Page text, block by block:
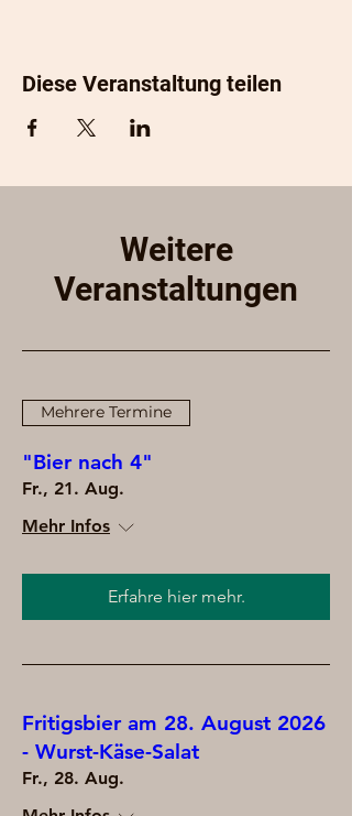
Diese Veranstaltung teilen
Weitere
Veranstaltungen
Mehrere Termine
"Bier nach 4"
Fr., 21. Aug.
Mehr Infos
Erfahre hier mehr.
Fritigsbier am 28. August 2026
- Wurst-Käse-Salat
Fr., 28. Aug.